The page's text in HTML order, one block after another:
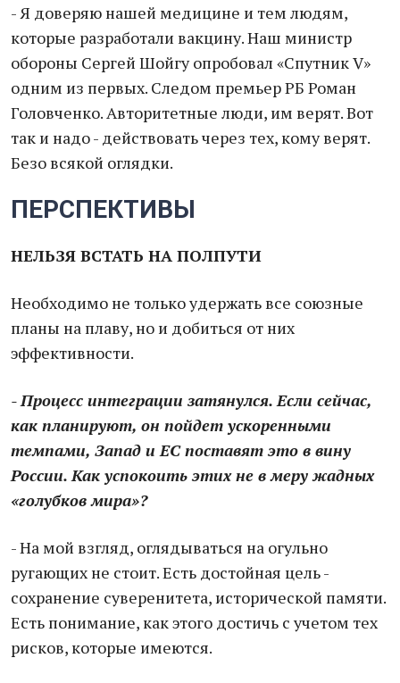
- Я доверяю нашей медицине и тем людям,
которые разработали вакцину. Наш министр
обороны Сергей Шойгу опробовал «Спутник V»
одним из первых. Следом премьер РБ Роман
Головченко. Авторитетные люди, им верят. Вот
так и надо - действовать через тех, кому верят.
Безо всякой оглядки.
ПЕРСПЕКТИВЫ
НЕЛЬЗЯ ВСТАТЬ НА ПОЛПУТИ
Необходимо не только удержать все союзные
планы на плаву, но и добиться от них
эффективности.
- Процесс интеграции затянулся. Если сейчас,
как планируют, он пойдет ускоренными
темпами, Запад и ЕС поставят это в вину
России. Как успокоить этих не в меру жадных
«голубков мира»?
- На мой взгляд, оглядываться на огульно
ругающих не стоит. Есть достойная цель -
сохранение суверенитета, исторической памяти.
Есть понимание, как этого достичь с учетом тех
рисков, которые имеются.